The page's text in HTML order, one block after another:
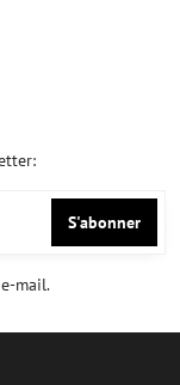
S'abonner
mail.